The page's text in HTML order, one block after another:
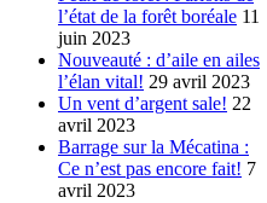
l’état de la forêt boréale 11
juin 2023
Nouveauté : d’aile en ailes
l’élan vital! 29 avril 2023
Un vent d’argent sale! 22
avril 2023
Barrage sur la Mécatina :
Ce n’est pas encore fait! 7
avril 2023